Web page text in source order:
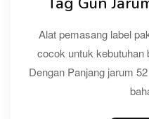
Alat pemasang label
cocok untuk kebutuhan
Dengan Panjang jarum